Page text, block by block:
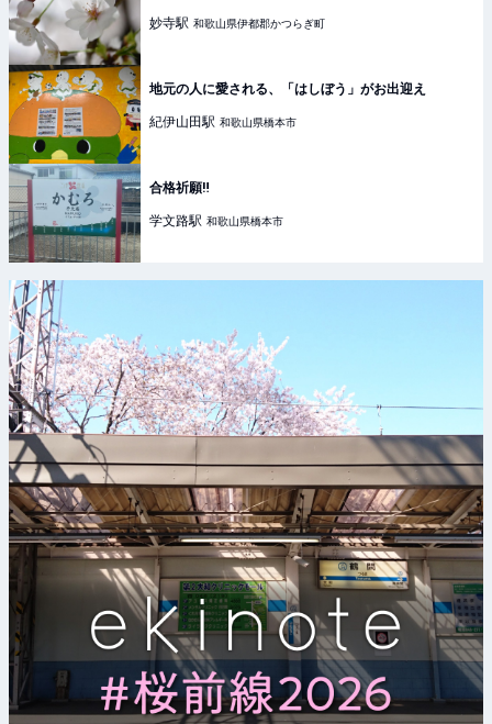
妙寺駅 和歌山県伊都郡かつらぎ町
地元の人に愛される、「はしぼう」がお出迎え
紀伊山田駅 和歌山県橋本市
合格祈願‼️
学文路駅 和歌山県橋本市